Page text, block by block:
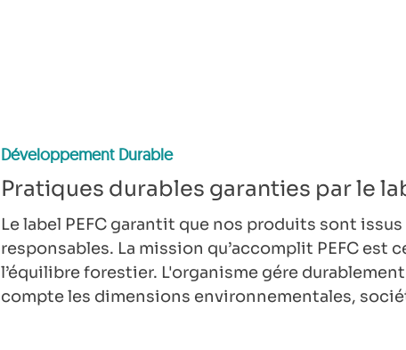
Développement Durable
Pratiques durables garanties par le
Le label PEFC garantit que nos produits sont
responsables. La mission qu’accomplit PEFC est
l’équilibre forestier. L'organisme gére
compte les dimensions environnementales,